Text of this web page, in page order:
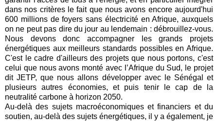
dans nos critères le fait que nous avons encore aujourd'hui
600 millions de foyers sans électricité en Afrique, auxquels
on ne peut pas dire du jour au lendemain : débrouillez-vous.
Nous devons donc accompagner les grands projets
énergétiques aux meilleurs standards possibles en Afrique.
C'est le cadre d'ailleurs des projets que nous portons, c'est
celui que nous avons monté avec l’Afrique du Sud, le projet
dit JETP, que nous allons développer avec le Sénégal et
plusieurs autres économies, et puis tenir le cap de la
neutralité carbone à horizon 2050.
Au-delà des sujets macroéconomiques et financiers et du
soutien, au-delà des sujets énergétiques, il y a également, je